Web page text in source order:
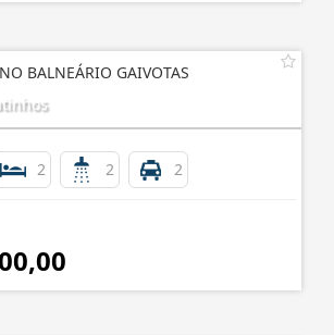
BALNEÁRIO GAIVOTAS
2 2 2